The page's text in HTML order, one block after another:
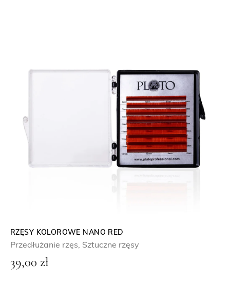
RZĘSY KOLOROWE NANO RED
Przedłużanie rzęs, Sztuczne rzęsy
39,00 zł